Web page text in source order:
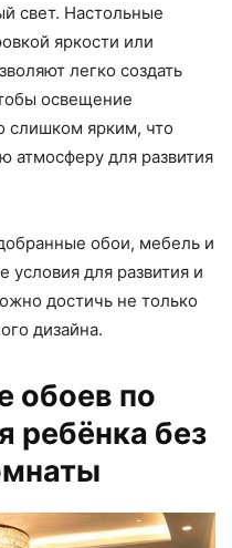
свет. Настольные
яркости или
легко создать
освещение
слишком ярким, что
атмосферу для развития
обои, мебель и
для развития и
достичь не только
дизайна.
обоев по
ребёнка без